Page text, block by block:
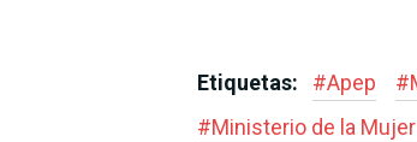
Etiquetas: #Apep #
#Ministerio de la Mujer